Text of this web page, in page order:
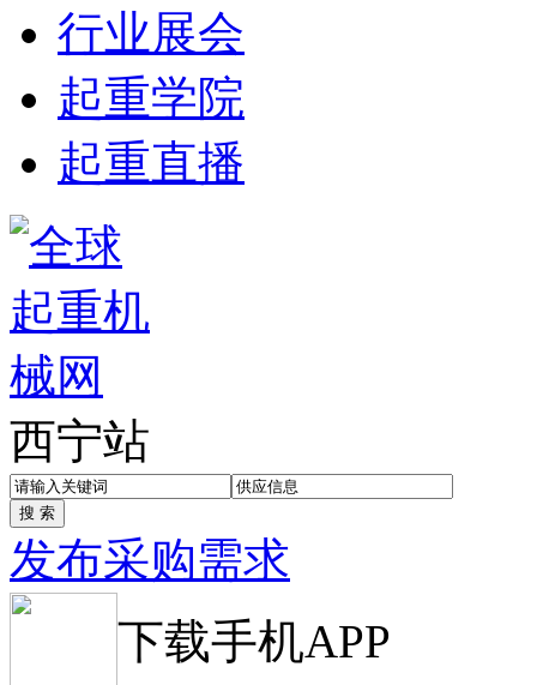
行业展会
起重学院
起重直播
西宁站
发布采购需求
下载手机APP